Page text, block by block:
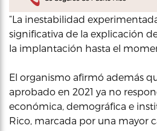
“La inestabilidad
significativa de la explicación
la implantación hasta el
El organismo afirmó además
aprobado en 2021 ya no
económica, demográfica e
Rico, marcada por una mayor